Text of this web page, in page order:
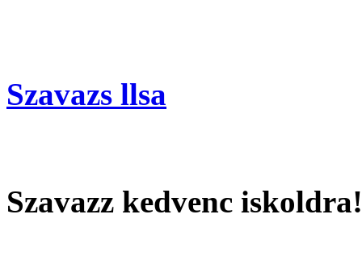
Szavazs llsa
Szavazz kedvenc iskoldra!